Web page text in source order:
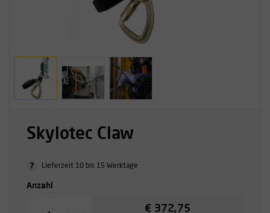
Skylotec Claw
? Lieferzeit 10 bis 15 Werktage
Anzahl
€ 372,75